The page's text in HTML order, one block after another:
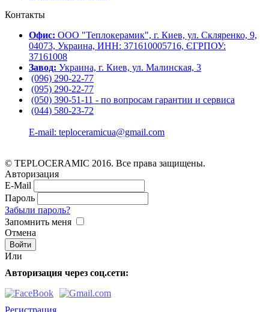
Контакты
Офис: ООО "Теплокерамик", г. Киев, ул. Скляренко, 9,
04073, Украина, ИНН: 371610005716, ЄГРПОУ:
37161008
Завод: Украина, г. Киев, ул. Малинская, 3
(096) 290-22-77
(095) 290-22-77
(050) 390-51-11 - по вопросам гарантии и cервиса
(044) 580-23-72
E-mail: teploceramicua@gmail.com
© TEPLOCERAMIC 2016. Все права защищены.
Авторизация
E-Mail
Пароль
Забыли пароль?
Запомнить меня
Отмена
Или
Авторизация через соц.сети:
Регистрация